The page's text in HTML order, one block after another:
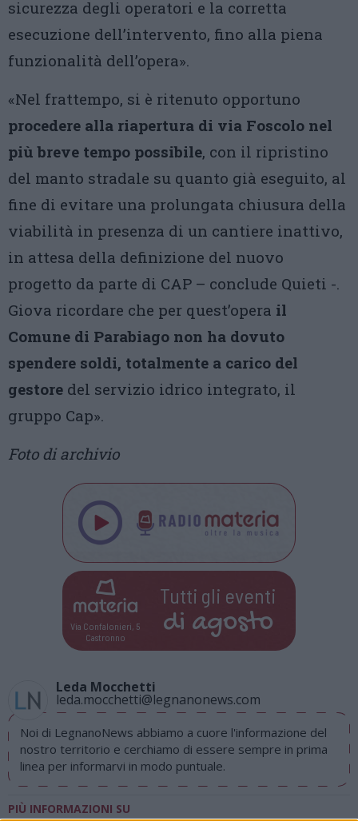
sicurezza degli operatori e la corretta
esecuzione dell’intervento, fino alla piena
funzionalità dell’opera».
«Nel frattempo, si è ritenuto opportuno
procedere alla riapertura di via Foscolo nel
più breve tempo possibile, con il ripristino
del manto stradale su quanto già eseguito, al
fine di evitare una prolungata chiusura della
viabilità in presenza di un cantiere inattivo,
in attesa della definizione del nuovo
progetto da parte di CAP – conclude Quieti -.
Giova ricordare che per quest’opera il
Comune di Parabiago non ha dovuto
spendere soldi, totalmente a carico del
gestore del servizio idrico integrato, il
gruppo Cap».
Foto di archivio
Via Confalonieri, 5
Castronno
Tutti gli eventi
di agosto
Leda Mocchetti
leda.mocchetti@legnanonews.com
Noi di LegnanoNews abbiamo a cuore l'informazione del
nostro territorio e cerchiamo di essere sempre in prima
linea per informarvi in modo puntuale.
PIÙ INFORMAZIONI SU